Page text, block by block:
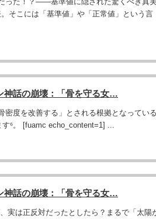
そこには「基準値」や「正常値」という言
話の崩壊：「骨を守る女…
密度を改善する」とされる根拠となってい
⁶。 [fuamc echo_content=1] ...
話の崩壊：「骨を守る女…
実は正反対だったとしたら？まるで「太陽